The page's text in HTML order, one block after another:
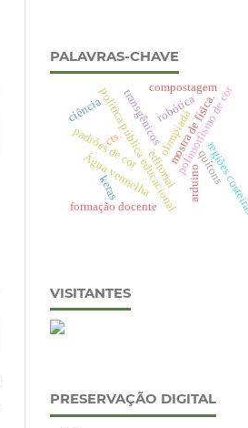
PALAVRAS-CHAVE
editorial
olimpíada
política pública educacional
padrões de cor polimorfismo de cor
quítons
regiões costeiras
robótica
keras
mostra de física.
formação docente
transgênicos
cts.
Água vermelha
compostagem
ciência
arduino
VISITANTES
PRESERVAÇÃO DIGITAL